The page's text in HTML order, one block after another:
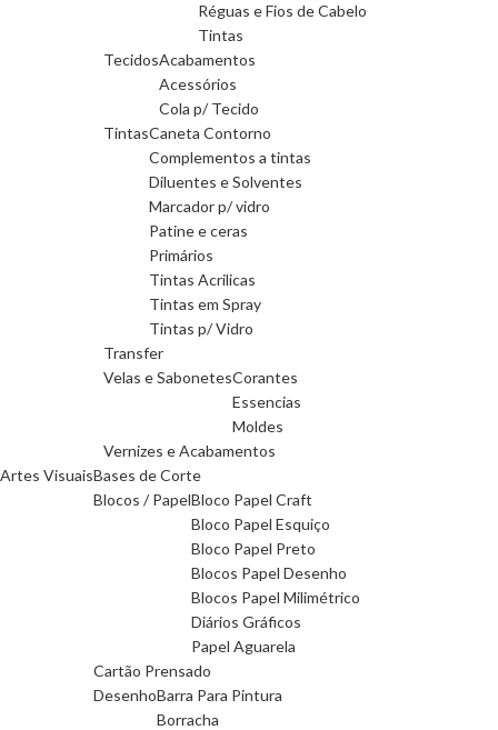
Réguas e Fios de Cabelo
Tintas
TecidosAcabamentos
Acessórios
Cola p/ Tecido
TintasCaneta Contorno
Complementos a tintas
Diluentes e Solventes
Marcador p/ vidro
Patine e ceras
Primários
Tintas Acrilicas
Tintas em Spray
Tintas p/ Vidro
Transfer
Velas e SabonetesCorantes
Essencias
Moldes
Vernizes e Acabamentos
Artes VisuaisBases de Corte
Blocos / PapelBloco Papel Craft
Bloco Papel Esquiço
Bloco Papel Preto
Blocos Papel Desenho
Blocos Papel Milimétrico
Diários Gráficos
Papel Aguarela
Cartão Prensado
DesenhoBarra Para Pintura
Borracha